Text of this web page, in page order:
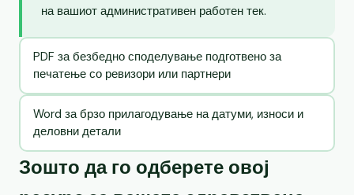
на вашиот административен работен тек.
PDF за безбедно споделување подготвено за
печатење со ревизори или партнери
Word за брзо прилагодување на датуми, износи и
деловни детали
Зошто да го одберете овој